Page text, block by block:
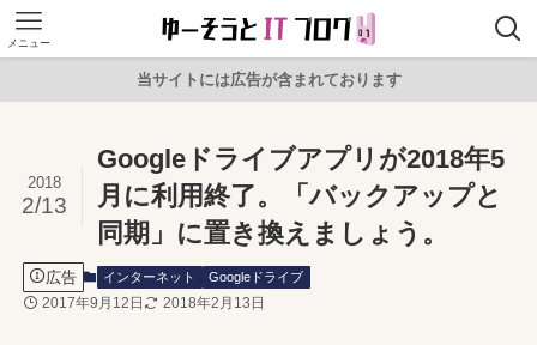
メニュー
当サイトには広告が含まれております
Googleドライブアプリが2018年5
月に利用終了。「バックアップと
同期」に置き換えましょう。
2018
2/13
広告 インターネット Googleドライブ
2017年9月12日 2018年2月13日